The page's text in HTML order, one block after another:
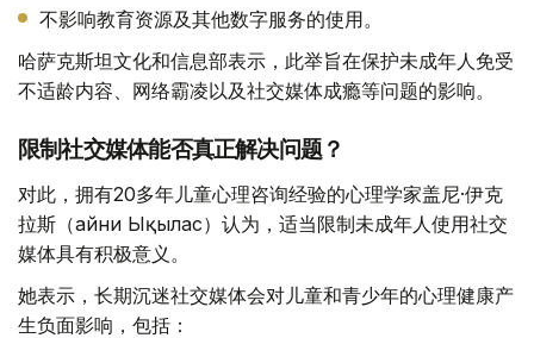
不影响教育资源及其他数字服务的使用。
哈萨克斯坦文化和信息部表示，此举旨在保护未成年人免受
不适龄内容、网络霸凌以及社交媒体成瘾等问题的影响。
限制社交媒体能否真正解决问题？
对此，拥有20多年儿童心理咨询经验的心理学家盖尼·伊克
拉斯（Ғайни Ықылас）认为，适当限制未成年人使用社交
媒体具有积极意义。
她表示，长期沉迷社交媒体会对儿童和青少年的心理健康产
生负面影响，包括：